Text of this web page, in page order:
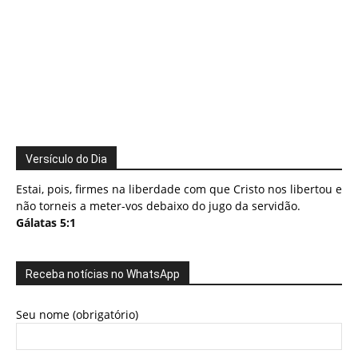
Versículo do Dia
Estai, pois, firmes na liberdade com que Cristo nos libertou e
não torneis a meter-vos debaixo do jugo da servidão.
Gálatas 5:1
Receba notícias no WhatsApp
Seu nome (obrigatório)